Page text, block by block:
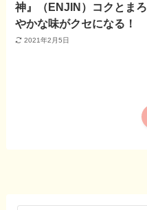
神』（ENJIN）コクとまろ
やかな味がクセになる！
2021年2月5日